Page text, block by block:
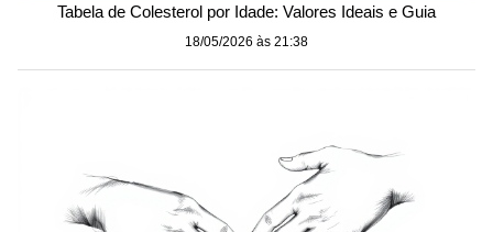
Tabela de Colesterol por Idade: Valores Ideais e Guia
18/05/2026 às 21:38